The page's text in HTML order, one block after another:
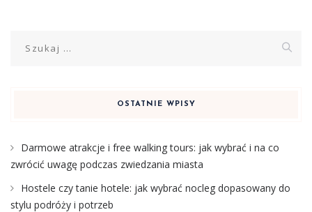
OSTATNIE WPISY
Darmowe atrakcje i free walking tours: jak wybrać i na co
zwrócić uwagę podczas zwiedzania miasta
Hostele czy tanie hotele: jak wybrać nocleg dopasowany do
stylu podróży i potrzeb